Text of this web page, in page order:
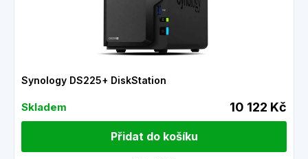
Synology DS225+ DiskStation
Skladem 10 122 Kč
Přidat do košíku